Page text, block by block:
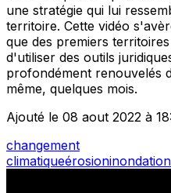
une stratégie qui lui
territoire. Cette vidéo
que des premiers
d'utiliser des outils
profondément renouvelés
même, quelques mois.
Ajouté le 08 aout 2022 à
changement
climatiqueérosion